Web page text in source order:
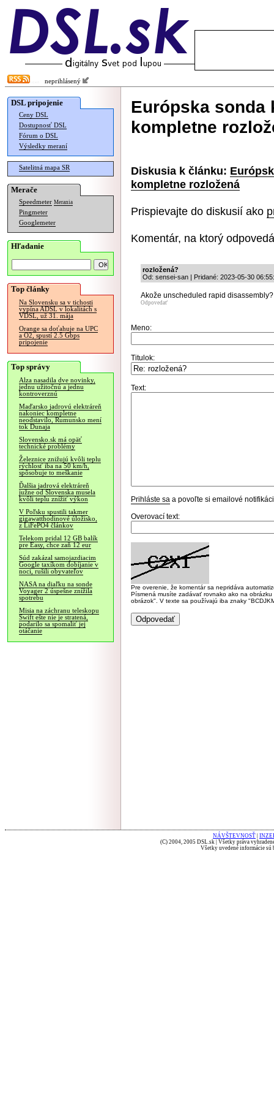
neprihlásený
DSL pripojenie
Ceny DSL
Dostupnosť DSL
Fórum o DSL
Výsledky meraní
Satelitná mapa SR
Merače
Speedmeter Merania
Pingmeter
Googlemeter
Hľadanie
Top články
Na Slovensku sa v tichosti
vypína ADSL v lokalitách s
VDSL, už 31. mája
Orange sa doťahuje na UPC
a O2, spustí 2.5 Gbps
pripojenie
Top správy
Alza nasadila dve novinky,
jednu užitočnú a jednu
kontroverznú
Maďarsko jadrovú elektráreň
nakoniec kompletne
neodstavilo, Rumunsko mení
tok Dunaja
Slovensko.sk má opäť
technické problémy
Železnice znižujú kvôli teplu
rýchlosť iba na 50 km/h,
spôsobuje to meškanie
Ďalšia jadrová elektráreň
južne od Slovenska musela
kvôli teplu znížiť výkon
V Poľsku spustili takmer
gigawatthodinové úložisko,
z LiFePO4 článkov
Telekom pridal 12 GB balík
pre Easy, chce zaň 12 eur
Súd zakázal samojazdiacim
Google taxíkom dobíjanie v
noci, rušili obyvateľov
NASA na diaľku na sonde
Voyager 2 úspešne znížila
spotrebu
Misia na záchranu teleskopu
Swift ešte nie je stratená,
podarilo sa spomaliť jej
otáčanie
Európska sonda
kompletne
Diskusia k článku:
kompletne rozložená
Prispievajte do diskusií ako
Komentár, na ktorý
rozložená?
Od: sensei-san | Pridané: 2023-05-30
Akože unscheduled rapid disassembly?
Odpovedať
Meno:
Titulok:
Text:
Prihláste sa a povoľte si emailové
Overovací text:
Pre overenie, že komentár sa nepridáva
Písmená musíte zadávať rovnako ako na
obrázok". V texte sa používajú iba znaky
NÁVŠTEVNOSŤ
(C) 2004, 2005 DSL.sk | Všetky práva
Všetky uvedené informácie sú